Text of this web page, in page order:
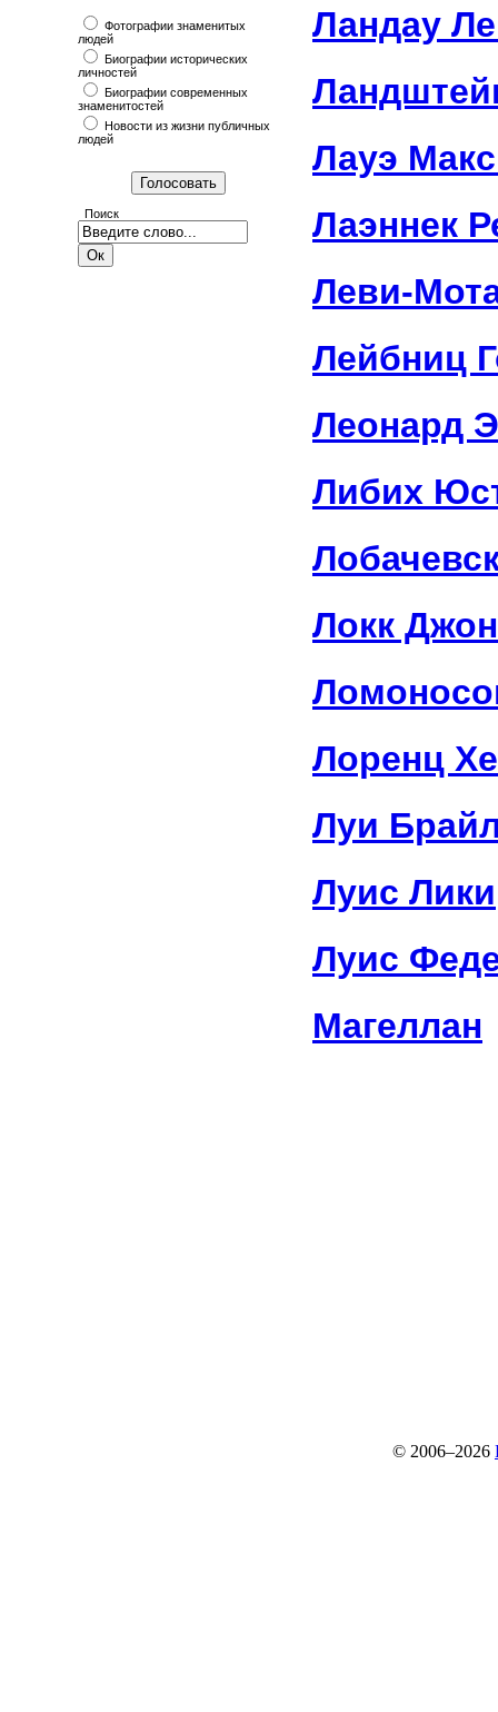
Фотографии знаменитых
людей
Биографии исторических
личностей
Биографии современных
знаменитостей
Новости из жизни публичных
людей
Поиск
Ландау
Лауэ
Лаэннек
Леви-
Лейбниц
Леонард
Либих
Локк Джон
Лоренц
Луи
Луис Лики
Луис
Магеллан
© 2006–2026